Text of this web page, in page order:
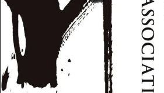
お役立ち情報
事前・事後学習
提供資料のご案内
オンライン相談窓口
公募入札情報
ひろしま観光大使